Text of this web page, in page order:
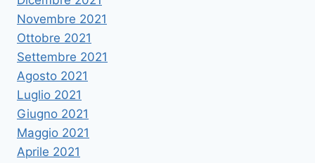
Novembre 2021
Ottobre 2021
Settembre 2021
Agosto 2021
Luglio 2021
Giugno 2021
Maggio 2021
Aprile 2021